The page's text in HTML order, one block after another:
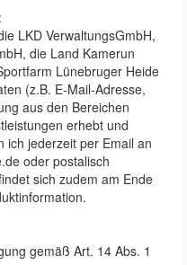
LKD VerwaltungsGmbH,
die Land Kamerun
Lünebruger Heide
(z.B. E-Mail-Adresse,
aus den Bereichen
erhebt und
ich jederzeit per Email an
oder postalisch
sich zudem am Ende
gemäß Art. 14 Abs. 1